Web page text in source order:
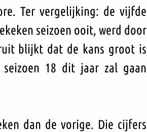
Ter vergelijking: de vijfde
seizoen ooit, werd door
blijkt dat de kans groot is
18 dit jaar zal gaan
dan de vorige. Die cijfers